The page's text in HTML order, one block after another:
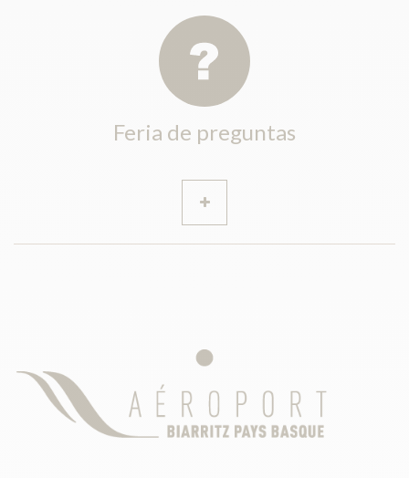
Feria de preguntas